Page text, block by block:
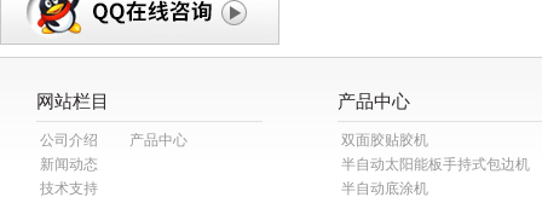
网站栏目
公司介绍
产品中心
新闻动态
技术支持
产品中心
双面胶贴胶机
半自动太阳能板手持式包边机
半自动底涂机